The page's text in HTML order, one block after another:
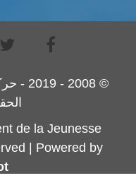
©
de la Jeunesse
| Powered by